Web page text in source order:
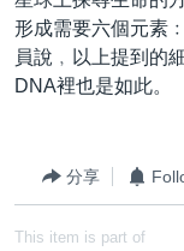
導
跳
索
揭謊頻道
美國
視頻
形成需要六個元素
員說﹐以上提到的
DNA裡也是如此。
分享
This item is part of